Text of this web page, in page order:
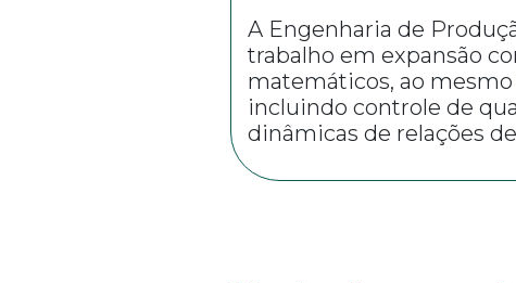
A Engenharia de
trabalho em expansão
matemáticos, ao
incluindo controle de
dinâmicas de relações